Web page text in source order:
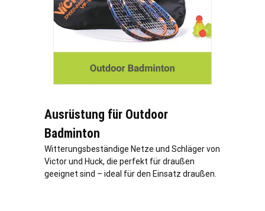
Ausrüstung für Outdoor
Badminton
Witterungsbeständige Netze und Schläger von
Victor und Huck, die perfekt für draußen
geeignet sind – ideal für den Einsatz draußen.